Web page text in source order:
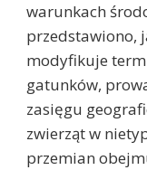
warunkach
przedstawiono,
modyfikuje
gatunków,
zasięgu
zwierząt w
przemian